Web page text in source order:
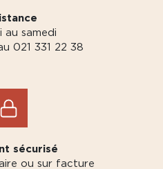
au samedi
021 331 22 38
sécurisé
ou sur facture